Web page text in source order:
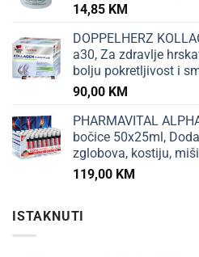
14,85 KM
DOPPELHERZ
a30, Za zdravlje
bolju pokretljivost i
90,00 KM
PHARMAVITAL
bočice 50x25ml,
zglobova, kostiju,
119,00 KM
ISTAKNUTI